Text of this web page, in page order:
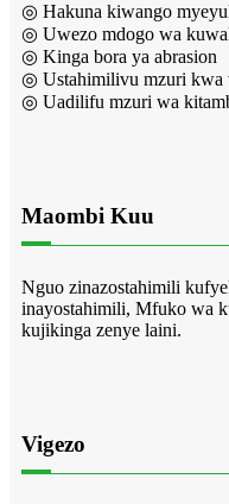
◎ Hakuna kiwango
◎ Uwezo mdogo wa
◎ Kinga bora ya abrasion
◎ Ustahimilivu mzuri kwa
◎ Uadilifu mzuri wa
Maombi Kuu
Nguo zinazostahimili
inayostahimili, Mfuko wa
kujikinga zenye laini.
Vigezo